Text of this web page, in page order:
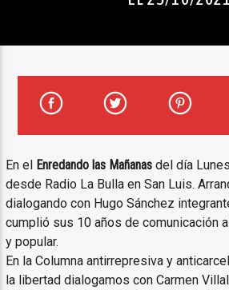
En el Enredando las Mañanas del día
desde Radio La Bulla en San Luis.
dialogando con Hugo Sánchez
cumplió sus 10 años de comunicación
y popular.
En la Columna antirrepresiva y
la libertad dialogamos con Carmen